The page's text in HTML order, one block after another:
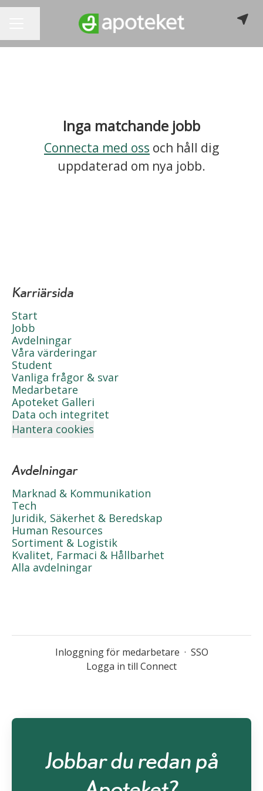
Inga matchande jobb
Connecta med oss och håll dig
uppdaterad om nya jobb.
Karriärsida
Start
Jobb
Avdelningar
Våra värderingar
Student
Vanliga frågor & svar
Medarbetare
Apoteket Galleri
Data och integritet
Hantera cookies
Avdelningar
Marknad & Kommunikation
Tech
Juridik, Säkerhet & Beredskap
Human Resources
Sortiment & Logistik
Kvalitet, Farmaci & Hållbarhet
Alla avdelningar
Inloggning för medarbetare · SSO
Logga in till Connect
Jobbar du redan på